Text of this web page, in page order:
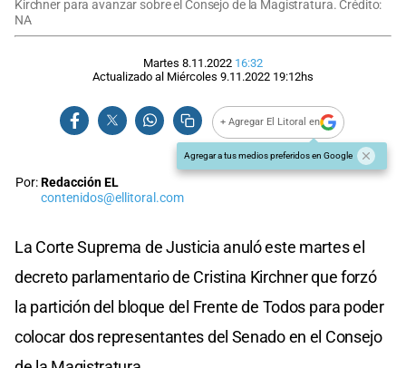
Kirchner para avanzar sobre el Consejo de la Magistratura. Crédito:
NA
Martes 8.11.2022 16:32
Actualizado al Miércoles 9.11.2022 19:12hs
+ Agregar El Litoral en
Agregar a tus medios preferidos en Google
Por:Redacción EL
contenidos@ellitoral.com
La Corte Suprema de Justicia anuló este martes el
decreto parlamentario de Cristina Kirchner que forzó
la partición del bloque del Frente de Todos para poder
colocar dos representantes del Senado en el Consejo